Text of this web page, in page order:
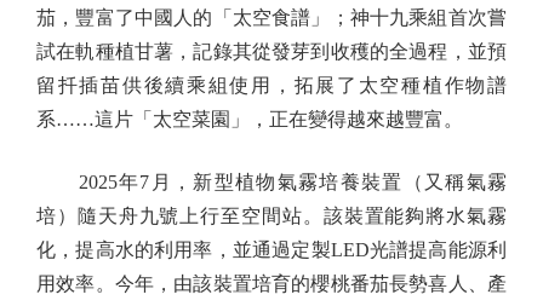
茄，豐富了中國人的「太空食譜」；神十九乘組首次嘗
試在軌種植甘薯，記錄其從發芽到收穫的全過程，並預
留扦插苗供後續乘組使用，拓展了太空種植作物譜
系……這片「太空菜園」，正在變得越來越豐富。
2025年7月，新型植物氣霧培養裝置（又稱氣霧
培）隨天舟九號上行至空間站。該裝置能夠將水氣霧
化，提高水的利用率，並通過定製LED光譜提高能源利
用效率。今年，由該裝置培育的櫻桃番茄長勢喜人、產